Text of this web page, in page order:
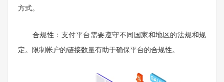
方式。
合规性：支付平台需要遵守不同国家和地区的法规和规
定。限制帐户的链接数量有助于确保平台的合规性。